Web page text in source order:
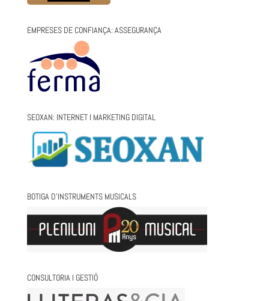
EMPRESES DE CONFIANÇA: ASSEGURANÇA
SEOXAN: INTERNET I MARKETING DIGITAL
BOTIGA D’INSTRUMENTS MUSICALS
CONSULTORIA I GESTIÓ